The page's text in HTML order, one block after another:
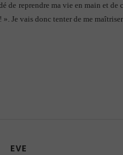
de reprendre ma vie en main et
! ». Je vais donc tenter de me
EVE